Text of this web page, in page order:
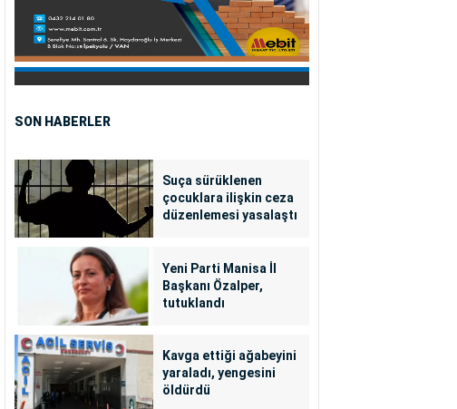
SON HABERLER
Suça sürüklenen
çocuklara ilişkin ceza
düzenlemesi yasalaştı
Yeni Parti Manisa İl
Başkanı Özalper,
tutuklandı
Kavga ettiği ağabeyini
yaraladı, yengesini
öldürdü